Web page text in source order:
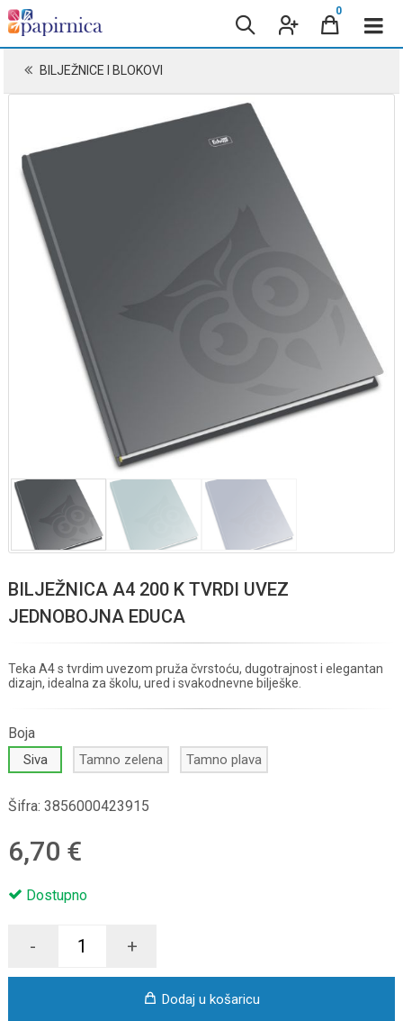
0
BILJEŽNICE I BLOKOVI
BILJEŽNICA A4 200 K TVRDI UVEZ
JEDNOBOJNA EDUCA
Teka A4 s tvrdim uvezom pruža čvrstoću, dugotrajnost i elegantan
dizajn, idealna za školu, ured i svakodnevne bilješke.
Boja
Siva Tamno zelena Tamno plava
Šifra: 3856000423915
6,70 €
Dostupno
- +
Dodaj u košaricu